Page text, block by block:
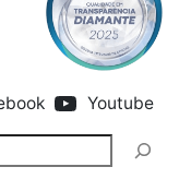
Youtube